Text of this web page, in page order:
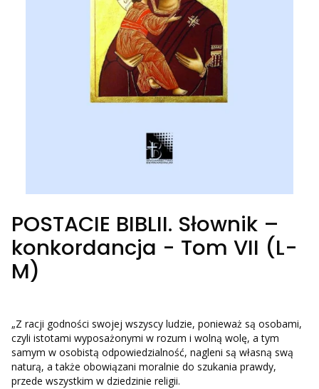
POSTACIE BIBLII. Słownik –
konkordancja - Tom VII (L-
M)
„Z racji godności swojej wszyscy ludzie, ponieważ są osobami,
czyli istotami wyposażonymi w rozum i wolną wolę, a tym
samym w osobistą odpowiedzialność, nagleni są własną swą
naturą, a także obowiązani moralnie do szukania prawdy,
przede wszystkim w dziedzinie religii.